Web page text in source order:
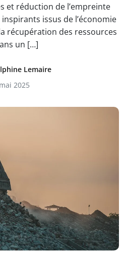
et réduction de l’empreinte
issus de l’économie
récupération des ressources
un […]
Lemaire
2025